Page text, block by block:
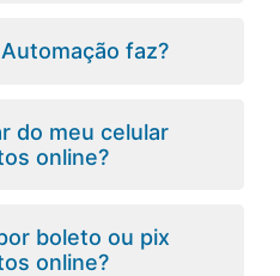
faz?
do meu celular
online?
boleto ou pix
online?